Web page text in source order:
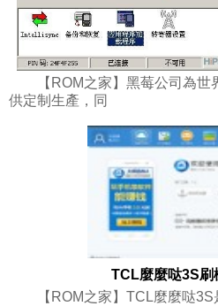
【ROM之家】黑莓公司為世
供定制生產，同
TCL麼麼哒3S刷
【ROM之家】TCL麼麼哒3S